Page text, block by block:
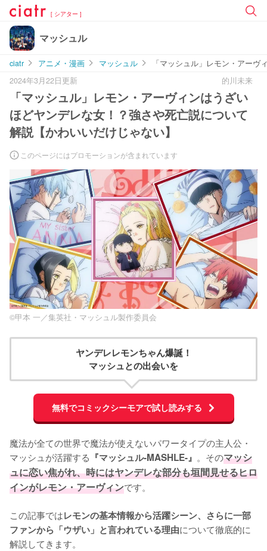
[ シアター ]
マッシュル
ciatr アニメ・漫画 マッシュル
「マッシュル」レモン・アー
2024年3月22日更新
的川未来
「マッシュル」レモン・アーヴィンはうざい
ほどヤンデレな女！？強さや死亡説について
解説【かわいいだけじゃない】
このページにはプロモーションが含まれています
©甲本 一／集英社・マッシュル製作委員会
ヤンデレレモンちゃん爆誕！
マッシュとの出会いを
無料でコミックシーモアで試し読みする
魔法が全ての世界で魔法が使えないパワータイプの主人公・
マッシュが活躍する 『マッシュル-MASHLE-』 。そのマッシ
ュに恋い焦がれ、時にはヤンデレな部分も垣間見せるヒロ
インがレモン・アーヴィンです。
この記事ではレモンの基本情報から活躍シーン、さらに一部
ファンから「ウザい」と言われている理由について徹底的に
解説してきます。